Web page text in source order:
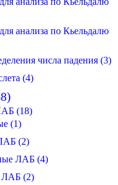
анализа по Кьельдалю
числа падения (3)
(4)
(18)
(1)
(2)
ЛАБ (4)
ЛАБ (2)